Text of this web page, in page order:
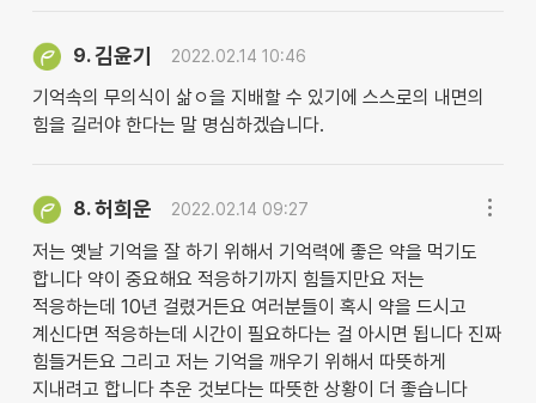
9.김윤기 2022.02.14 10:46
기억속의 무의식이 삶ㅇ을 지배할 수 있기에 스스로의 내면의
힘을 길러야 한다는 말 명심하겠습니다.
8.허희운 2022.02.14 09:27
저는 옛날 기억을 잘 하기 위해서 기억력에 좋은 약을 먹기도
합니다 약이 중요해요 적응하기까지 힘들지만요 저는
적응하는데 10년 걸렸거든요 여러분들이 혹시 약을 드시고
계신다면 적응하는데 시간이 필요하다는 걸 아시면 됩니다 진짜
힘들거든요 그리고 저는 기억을 깨우기 위해서 따뜻하게
지내려고 합니다 추운 것보다는 따뜻한 상황이 더 좋습니다